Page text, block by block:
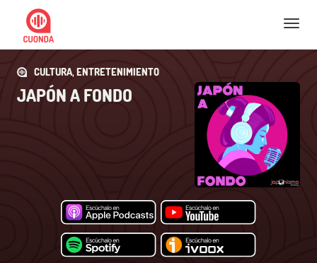
Nav
CULTURA, ENTRETENIMIENTO
JAPÓN A FONDO